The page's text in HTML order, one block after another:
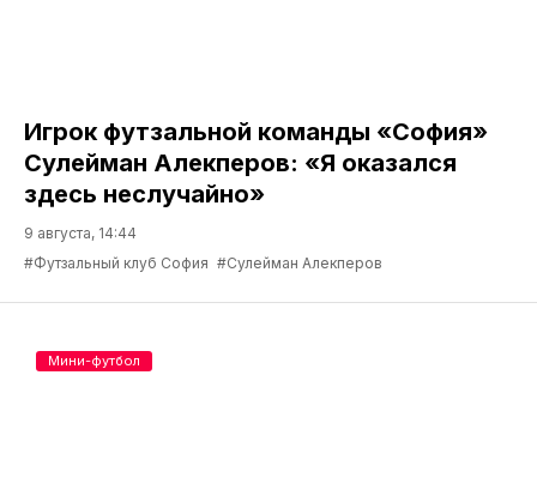
Игрок футзальной команды «София»
Сулейман Алекперов: «Я оказался
здесь неслучайно»
9 августа, 14:44
#Футзальный клуб София #Сулейман Алекперов
Мини-футбол